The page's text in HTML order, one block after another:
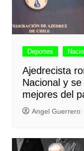
Deportes
Ajedrecista
Nacional y
mejores del
Angel Guerrero